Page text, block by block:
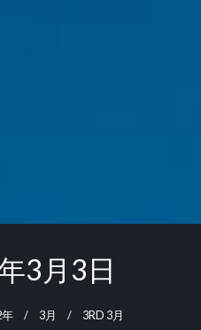
3月3日
3月 3RD 3月